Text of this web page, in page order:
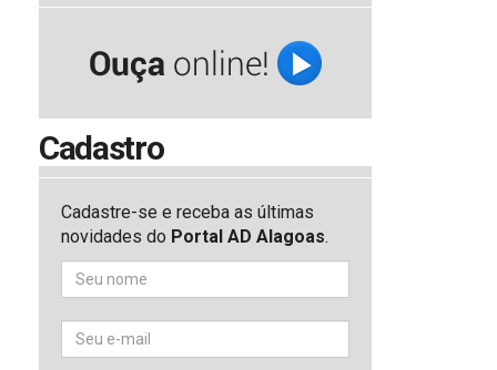
Cadastro
Cadastre-se e receba as últimas
novidades do Portal AD Alagoas.